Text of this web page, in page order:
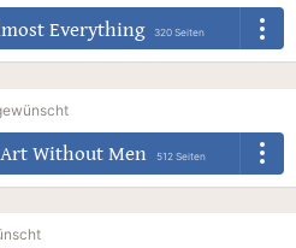
Everything 320 Seiten
Without Men 512 Seiten